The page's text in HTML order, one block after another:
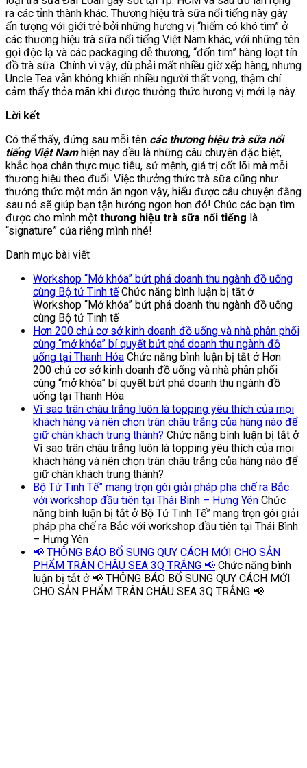
ra các tỉnh thành khác. Thương hiệu trà sữa nổi tiếng này gây
ấn tượng với giới trẻ bởi những hương vị “hiếm có khó tìm” ở
các thương hiệu trà sữa nổi tiếng Việt Nam khác, với những tên
gọi độc lạ và các packaging dễ thương, “đốn tim” hàng loạt tín
đồ trà sữa. Chính vì vậy, dù phải mất nhiều giờ xếp hàng, nhưng
Uncle Tea vẫn không khiến nhiều người thất vọng, thậm chí
cảm thấy thỏa mãn khi được thưởng thức hương vị mới lạ này.
Lời kết
Có thể thấy, đứng sau mỗi tên các thương hiệu trà sữa nổi
tiếng Việt Namhiện nay đều là những câu chuyện đặc biệt,
khắc họa chân thực mục tiêu, sứ mệnh, giá trị cốt lõi mà mỗi
thương hiệu theo đuổi. Việc thưởng thức trà sữa cũng như
thưởng thức một món ăn ngon vậy, hiểu được câu chuyện đằng
sau nó sẽ giúp bạn tận hưởng ngon hơn đó! Chúc các bạn tìm
được cho mình một thương hiệu trà sữa nổi tiếng là
“signature” của riêng mình nhé!
Danh mục bài viết
Workshop “Mở khóa” bứt phá doanh thu ngành đồ uống
cùng Bộ tứ Tinh tế Chức năng bình luận bị tắt ở
Workshop “Mở khóa” bứt phá doanh thu ngành đồ uống
cùng Bộ tứ Tinh tế
Hơn 200 chủ cơ sở kinh doanh đồ uống và nhà phân phối
cùng “mở khóa” bí quyết bứt phá doanh thu ngành đồ
uống tại Thanh Hóa Chức năng bình luận bị tắt ở Hơn
200 chủ cơ sở kinh doanh đồ uống và nhà phân phối
cùng “mở khóa” bí quyết bứt phá doanh thu ngành đồ
uống tại Thanh Hóa
Vì sao trân châu trắng luôn là topping yêu thích của mọi
khách hàng và nên chọn trân châu trắng của hãng nào để
giữ chân khách trung thành? Chức năng bình luận bị tắt ở
Vì sao trân châu trắng luôn là topping yêu thích của mọi
khách hàng và nên chọn trân châu trắng của hãng nào để
giữ chân khách trung thành?
Bộ Tứ Tinh Tế” mang trọn gói giải pháp pha chế ra Bắc
với workshop đầu tiên tại Thái Bình – Hưng Yên Chức
năng bình luận bị tắt ở Bộ Tứ Tinh Tế” mang trọn gói giải
pháp pha chế ra Bắc với workshop đầu tiên tại Thái Bình
– Hưng Yên
📢 THÔNG BÁO BỔ SUNG QUY CÁCH MỚI CHO SẢN
PHẨM TRÂN CHÂU SEA 3Q TRẮNG 📢 Chức năng bình
luận bị tắt ở 📢 THÔNG BÁO BỔ SUNG QUY CÁCH MỚI
CHO SẢN PHẨM TRÂN CHÂU SEA 3Q TRẮNG 📢